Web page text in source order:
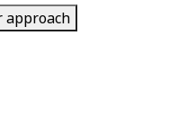
approach